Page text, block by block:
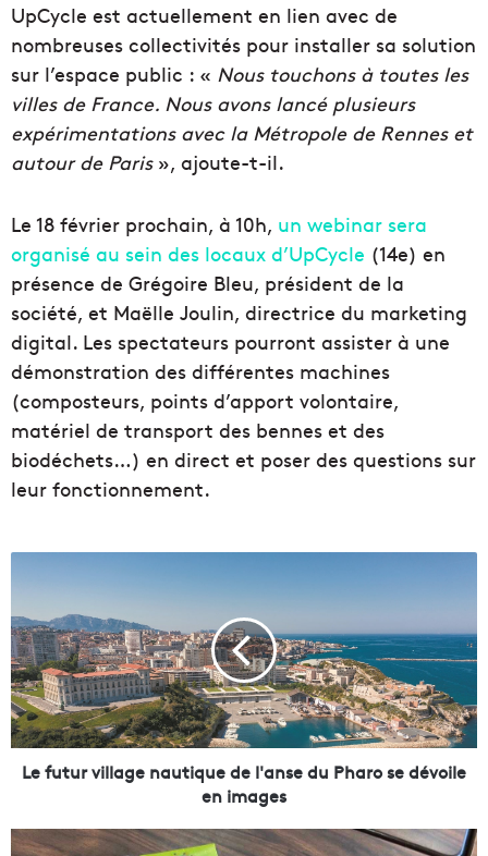
UpCycle est actuellement en lien avec de
nombreuses collectivités pour installer sa solution
sur l’espace public : « Nous touchons à toutes les
villes de France. Nous avons lancé plusieurs
expérimentations avec la Métropole de Rennes et
autour de Paris», ajoute-t-il.
Le 18 février prochain, à 10h, un webinar sera
organisé au sein des locaux d’UpCycle (14e) en
présence de Grégoire Bleu, président de la
société, et Maëlle Joulin, directrice du marketing
digital. Les spectateurs pourront assister à une
démonstration des différentes machines
(composteurs, points d’apport volontaire,
matériel de transport des bennes et des
biodéchets…) en direct et poser des questions sur
leur fonctionnement.
u
t
u
r
v
i
g
Le futur village nautique de l'anse du Pharo se dévoile
en images
Q